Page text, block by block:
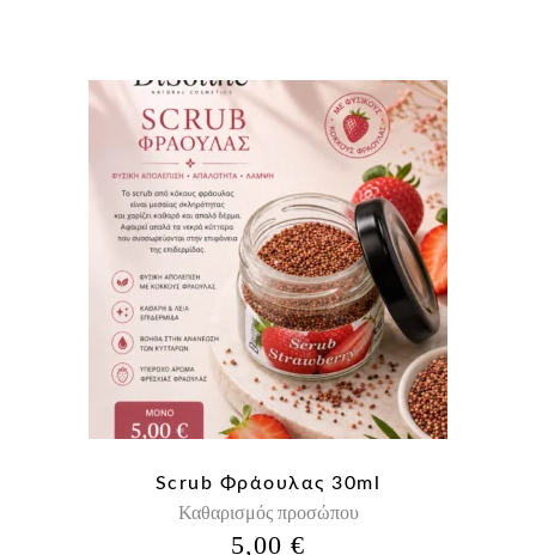
Scrub Φράουλας 30ml
Καθαρισμός προσώπου
5,00€